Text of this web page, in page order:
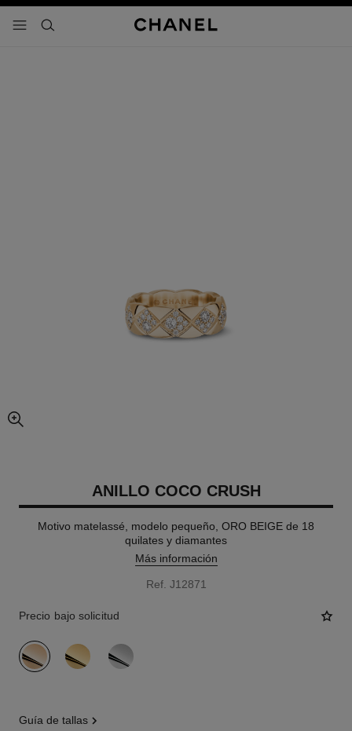
- navegación principal
buscar
imagen agrandada
ANILLO COCO CRUSH
Motivo matelassé, modelo pequeño, ORO BEIGE de 18
quilates y diamantes
Más información
Ref. J12871
Precio bajo solicitud
variante (3)
guía de tallas